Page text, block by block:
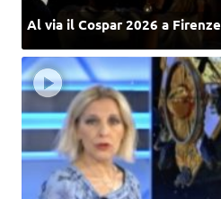
Al via il Cospar 2026 a Firenze